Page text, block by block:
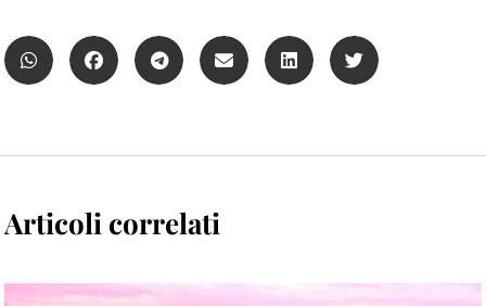
Articoli correlati